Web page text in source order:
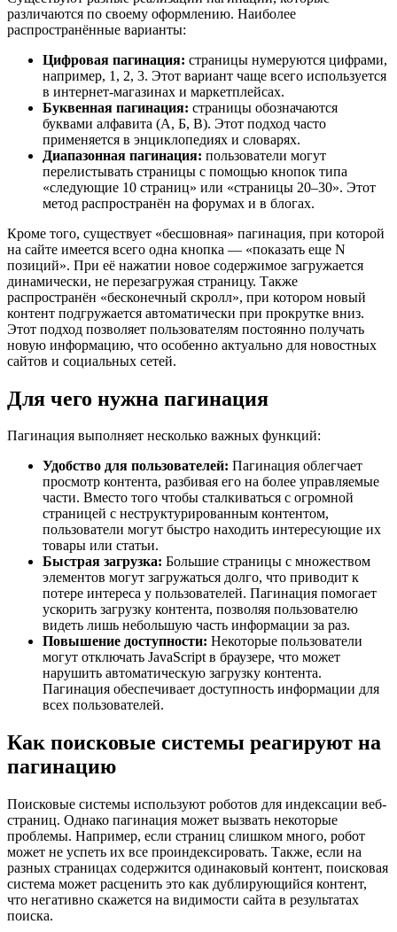
различаются по своему оформлению. Наиболее
распространённые варианты:
Цифровая пагинация: страницы нумеруются цифрами,
например, 1, 2, 3. Этот вариант чаще всего используется
в интернет-магазинах и маркетплейсах.
Буквенная пагинация: страницы обозначаются
буквами алфавита (А, Б, В). Этот подход часто
применяется в энциклопедиях и словарях.
Диапазонная пагинация: пользователи могут
перелистывать страницы с помощью кнопок типа
«следующие 10 страниц» или «страницы 20–30». Этот
метод распространён на форумах и в блогах.
Кроме того, существует «бесшовная» пагинация, при которой
на сайте имеется всего одна кнопка — «показать еще N
позиций». При её нажатии новое содержимое загружается
динамически, не перезагружая страницу. Также
распространён «бесконечный скролл», при котором новый
контент подгружается автоматически при прокрутке вниз.
Этот подход позволяет пользователям постоянно получать
новую информацию, что особенно актуально для новостных
сайтов и социальных сетей.
Для чего нужна пагинация
Пагинация выполняет несколько важных функций:
Удобство для пользователей: Пагинация облегчает
просмотр контента, разбивая его на более управляемые
части. Вместо того чтобы сталкиваться с огромной
страницей с неструктурированным контентом,
пользователи могут быстро находить интересующие их
товары или статьи.
Быстрая загрузка: Большие страницы с множеством
элементов могут загружаться долго, что приводит к
потере интереса у пользователей. Пагинация помогает
ускорить загрузку контента, позволяя пользователю
видеть лишь небольшую часть информации за раз.
Повышение доступности: Некоторые пользователи
могут отключать JavaScript в браузере, что может
нарушить автоматическую загрузку контента.
Пагинация обеспечивает доступность информации для
всех пользователей.
Как поисковые системы реагируют на
пагинацию
Поисковые системы используют роботов для индексации веб-
страниц. Однако пагинация может вызвать некоторые
проблемы. Например, если страниц слишком много, робот
может не успеть их все проиндексировать. Также, если на
разных страницах содержится одинаковый контент, поисковая
система может расценить это как дублирующийся контент,
что негативно скажется на видимости сайта в результатах
поиска.